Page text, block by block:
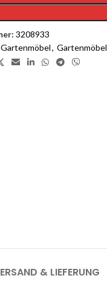
3208933
Gartenmöbel,
& LIEFERUNG